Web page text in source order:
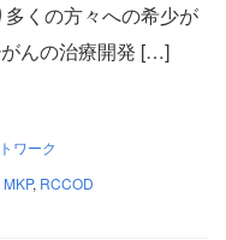
くの方々への希少が
んの治療開発 […]
ワーク
MKP, RCCOD